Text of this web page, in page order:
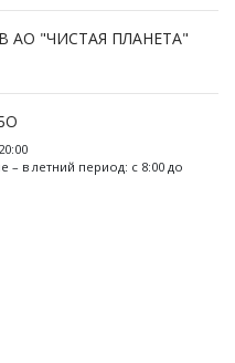
АО "ЧИСТАЯ ПЛАНЕТА"
– в летний период: с 8:00 до